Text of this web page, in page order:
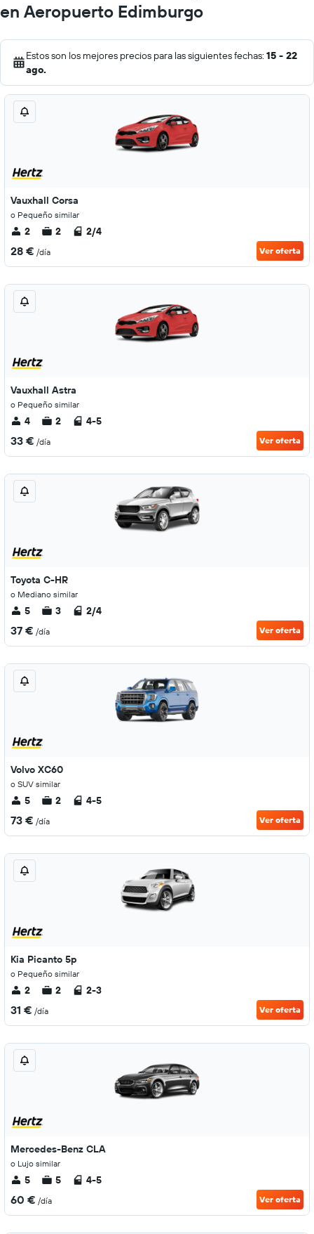
en Aeropuerto Edimburgo
Estos son los mejores precios para las siguientes fechas: 15 - 22
ago.
Vauxhall Corsa
o Pequeño similar
2 2 2/4
28 € /día Ver oferta
Vauxhall Astra
o Pequeño similar
4 2 4-5
33 € /día Ver oferta
Toyota C-HR
o Mediano similar
5 3 2/4
37 € /día Ver oferta
Volvo XC60
o SUV similar
5 2 4-5
73 € /día Ver oferta
Kia Picanto 5p
o Pequeño similar
2 2 2-3
31 € /día Ver oferta
Mercedes-Benz CLA
o Lujo similar
5 5 4-5
60 € /día Ver oferta